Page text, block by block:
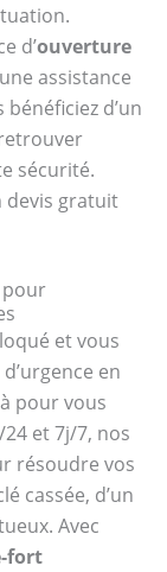
d’ouverture
assistance
d’un
sécurité.
devis gratuit
pour
et vous
en
pour vous
et 7j/7, nos
résoudre vos
cassée, d’un
Avec
fort